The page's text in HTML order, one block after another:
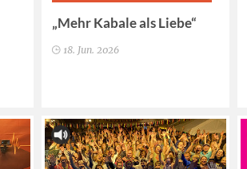
„Mehr Kabale als Liebe“
18. Jun. 2026